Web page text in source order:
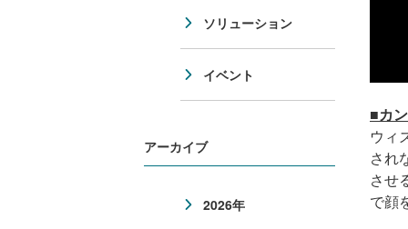
■カ
ウィ
され
させ
で顔
ソリューション
イベント
アーカイブ
2026年